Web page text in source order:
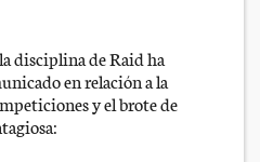
disciplina de Raid ha
en relación a la
y el brote de